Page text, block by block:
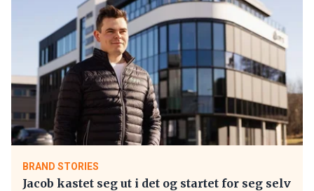
BRAND STORIES
Jacob kastet seg ut i det og startet for seg selv